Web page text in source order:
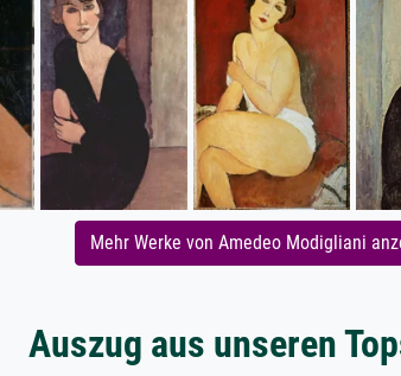
Mehr Werke von Amedeo Modigliani
Auszug aus unseren